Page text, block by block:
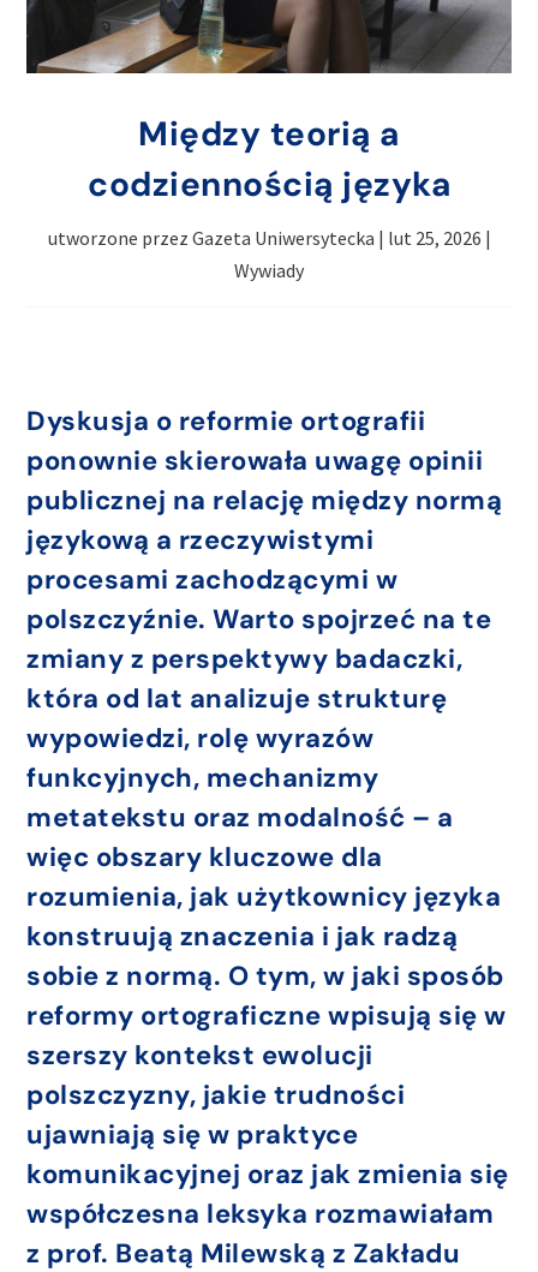
Między teorią a
codziennością języka
utworzone przez Gazeta Uniwersytecka | lut 25, 2026 |
Wywiady
Dyskusja o reformie ortografii
ponownie skierowała uwagę opinii
publicznej na relację między normą
językową a rzeczywistymi
procesami zachodzącymi w
polszczyźnie. Warto spojrzeć na te
zmiany z perspektywy badaczki,
która od lat analizuje strukturę
wypowiedzi, rolę wyrazów
funkcyjnych, mechanizmy
metatekstu oraz modalność – a
więc obszary kluczowe dla
rozumienia, jak użytkownicy języka
konstruują znaczenia i jak radzą
sobie z normą. O tym, w jaki sposób
reformy ortograficzne wpisują się w
szerszy kontekst ewolucji
polszczyzny, jakie trudności
ujawniają się w praktyce
komunikacyjnej oraz jak zmienia się
współczesna leksyka rozmawiałam
z prof. Beatą Milewską z Zakładu